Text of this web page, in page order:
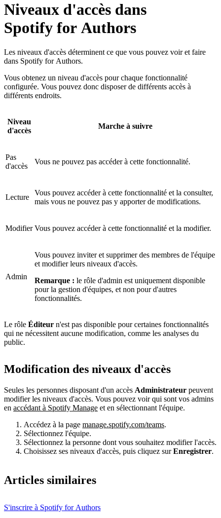
Niveaux d'accès dans
Spotify for Authors
Les niveaux d'accès déterminent ce que vous pouvez voir et faire
dans Spotify for Authors.
Vous obtenez un niveau d'accès pour chaque fonctionnalité
configurée. Vous pouvez donc disposer de différents accès à
différents endroits.
Niveau
d'accès
Marche à suivre
Pas
d'accès
Vous ne pouvez pas accéder à cette fonctionnalité.
Lecture
Vous pouvez accéder à cette fonctionnalité et la consulter,
mais vous ne pouvez pas y apporter de modifications.
Modifier Vous pouvez accéder à cette fonctionnalité et la modifier.
Admin
Vous pouvez inviter et supprimer des membres de l'équipe
et modifier leurs niveaux d'accès.
Remarque : le rôle d'admin est uniquement disponible
pour la gestion d'équipes, et non pour d'autres
fonctionnalités.
Le rôle Éditeur n'est pas disponible pour certaines fonctionnalités
qui ne nécessitent aucune modification, comme les analyses du
public.
Modification des niveaux d'accès
Seules les personnes disposant d'un accès Administrateur peuvent
modifier les niveaux d'accès. Vous pouvez voir qui sont vos admins
en accédant à Spotify Manage et en sélectionnant l'équipe.
Accédez à la page manage.spotify.com/teams.
Sélectionnez l'équipe.
Sélectionnez la personne dont vous souhaitez modifier l'accès.
Choisissez ses niveaux d'accès, puis cliquez surEnregistrer.
Articles similaires
S'inscrire à Spotify for Authors